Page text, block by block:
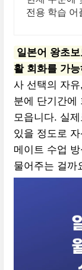
전용 학습 어
일본어 왕초
활 회화를 가
사 선택의 자
분에 단기간에
모읍니다. 실
있을 정도로
메이트 수업
물어주는 걸까